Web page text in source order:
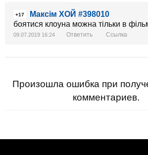
+17
Максім ХОЙ #398010
боятися клоуна можна тільки в
09.07.2019 16:24 Ответить Ссылка
Произошла ошибка при
комментариев.